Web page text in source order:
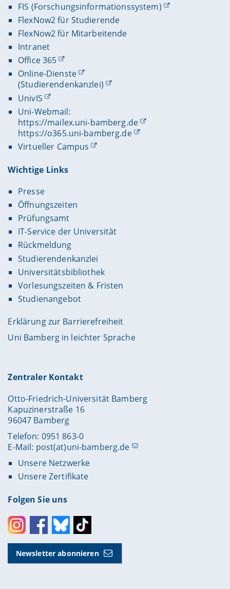
FIS (Forschungsinformationssystem)
FlexNow2 für Studierende
FlexNow2 für Mitarbeitende
Intranet
Office 365
Online-Dienste
(Studierendenkanzlei)
UnivIS
Uni-Webmail:
https://mailex.uni-bamberg.de
https://o365.uni-bamberg.de
Virtueller Campus
Wichtige Links
Presse
Öffnungszeiten
Prüfungsamt
IT-Service der Universität
Rückmeldung
Studierendenkanzlei
Universitätsbibliothek
Vorlesungszeiten & Fristen
Studienangebot
Erklärung zur Barrierefreiheit
Uni Bamberg in leichter Sprache
Zentraler Kontakt
Otto-Friedrich-Universität Bamberg
Kapuzinerstraße 16
96047 Bamberg
Telefon: 0951 863-0
E-Mail: post(at)uni-bamberg.de
Unsere Netzwerke
Unsere Zertifikate
Folgen Sie uns
InstagramFacebookBlueskyToktok
Newsletter abonnieren